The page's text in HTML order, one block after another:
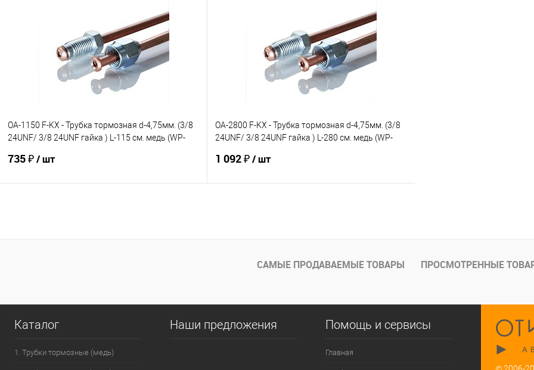
Под заказ
Сравнение
Под заказ
Сравнение
OA-1150 F-KX - Трубка тормозная d-4,75мм. (3/8
24UNF/ 3/8 24UNF гайка ) L-115 см. медь (WP-
735 ₽/ шт
В избранное
Под заказ
OA-2800 F-KX - Трубка тормозная d-4,75мм. (3/8
24UNF/ 3/8 24UNF гайка ) L-280 см. медь (WP-
1 092 ₽/ шт
В избранное
Под заказ
СравнениеСАМЫЕ ПРОДАВАЕМЫЕ ТОВАРЫ ПРОСМОТРЕННЫЕ
Каталог
1. Трубки тормозные (медь)
Наши предложения Помощь и сервисы
Главная